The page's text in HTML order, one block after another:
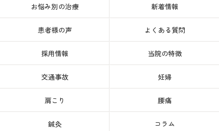
お悩み別の治療 新着情報
患者様の声 よくある質問
採用情報 当院の特徴
交通事故 妊婦
肩こり 腰痛
鍼灸 コラム